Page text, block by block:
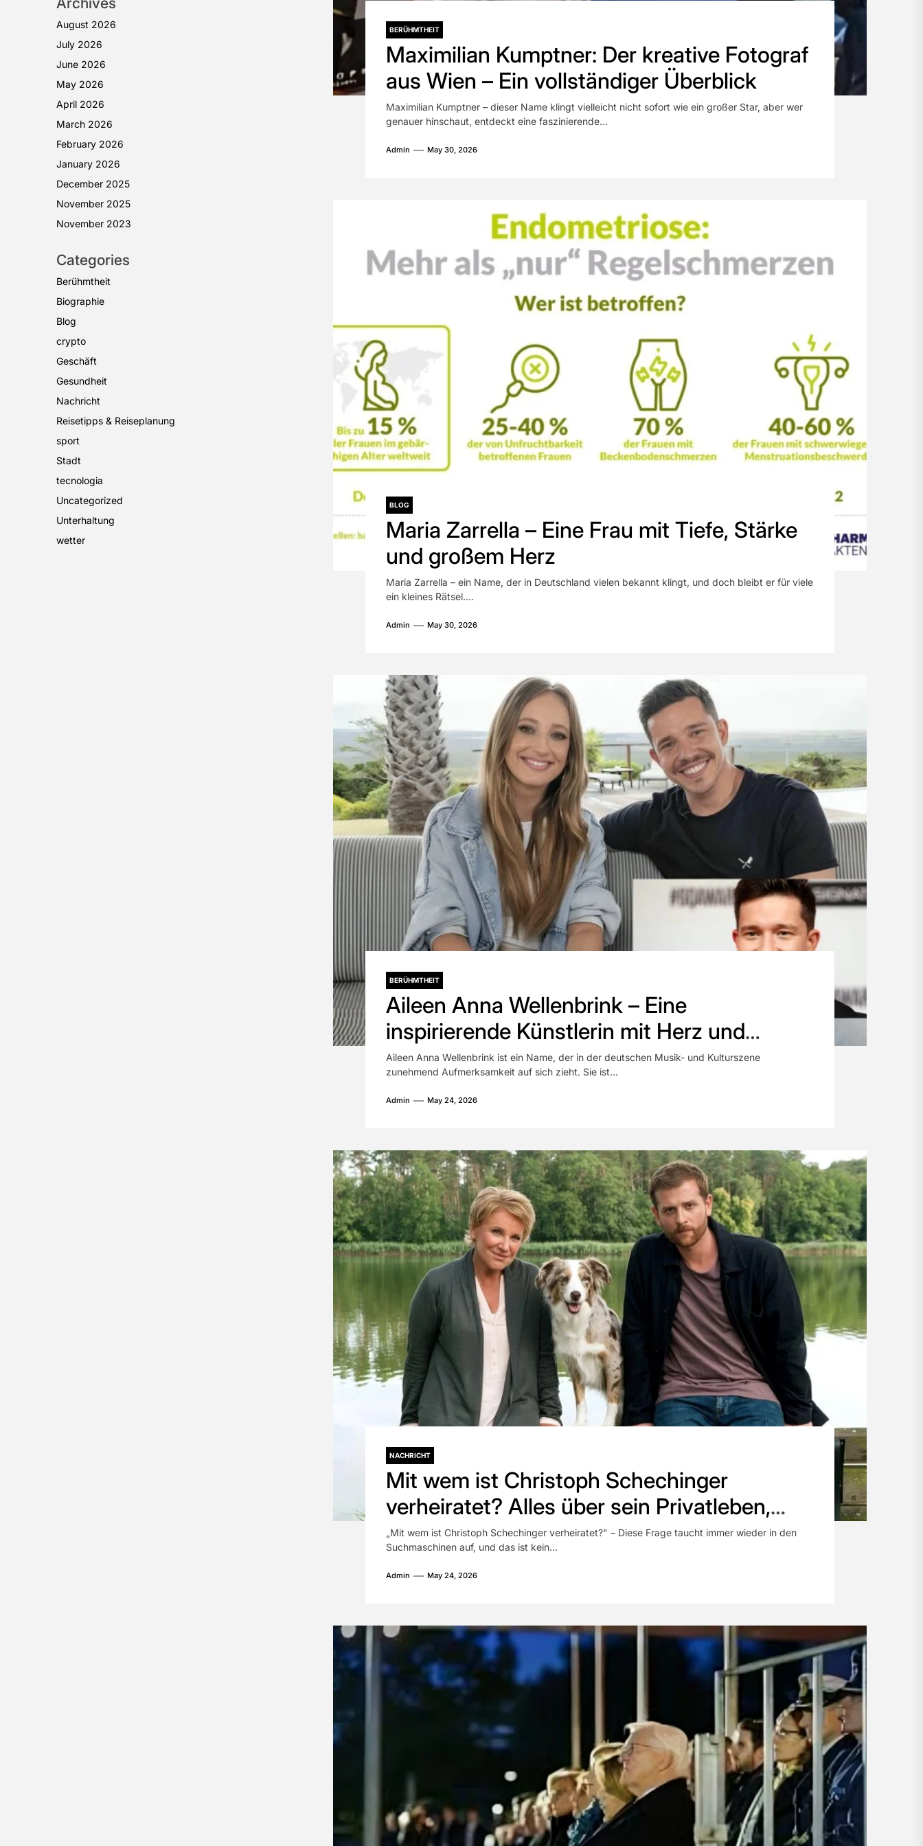
BERÜHMTHEIT
Maximilian Kumptner: Der kreative Fotograf
aus Wien – Ein vollständiger Überblick
Maximilian Kumptner – dieser Name klingt vielleicht nicht sofort wie ein großer Star, aber wer
genauer hinschaut, entdeckt eine faszinierende...
Admin May 30, 2026
BLOG
Maria Zarrella – Eine Frau mit Tiefe, Stärke
und großem Herz
Maria Zarrella – ein Name, der in Deutschland vielen bekannt klingt, und doch bleibt er für viele
ein kleines Rätsel....
Admin May 30, 2026
BERÜHMTHEIT
Aileen Anna Wellenbrink – Eine
inspirierende Künstlerin mit Herz und
Haltung
Aileen Anna Wellenbrink ist ein Name, der in der deutschen Musik- und Kulturszene
zunehmend Aufmerksamkeit auf sich zieht. Sie ist...
Admin May 24, 2026
NACHRICHT
Mit wem ist Christoph Schechinger
verheiratet? Alles über sein Privatleben,
seine Karriere und den Menschen hinter der
Rolle
„Mit wem ist Christoph Schechinger verheiratet?" – Diese Frage taucht immer wieder in den
Suchmaschinen auf, und das ist kein...
Admin May 24, 2026
August 2026
July 2026
June 2026
May 2026
April 2026
March 2026
February 2026
January 2026
December 2025
November 2025
November 2023
Categories
Berühmtheit
Biographie
Blog
crypto
Geschäft
Gesundheit
Nachricht
Reisetipps & Reiseplanung
sport
Stadt
tecnologia
Uncategorized
Unterhaltung
wetter